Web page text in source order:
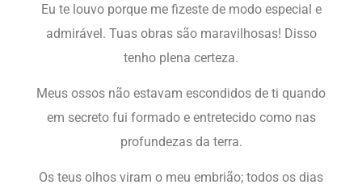
Eu te louvo porque me fizeste de modo especial e
admirável. Tuas obras são maravilhosas! Disso
tenho plena certeza.
Meus ossos não estavam escondidos de ti quando
em secreto fui formado e entretecido como nas
profundezas da terra.
Os teus olhos viram o meu embrião; todos os dias